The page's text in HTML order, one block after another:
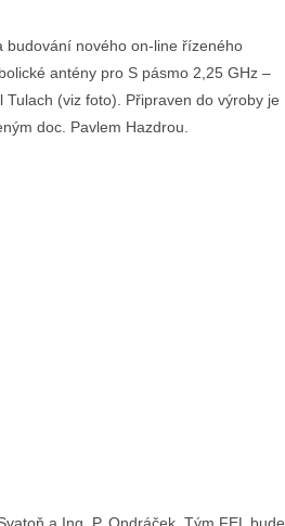
budování nového on-line řízeného
antény pro S pásmo 2,25 GHz –
(viz foto). Připraven do výroby je
doc. Pavlem Hazdrou.